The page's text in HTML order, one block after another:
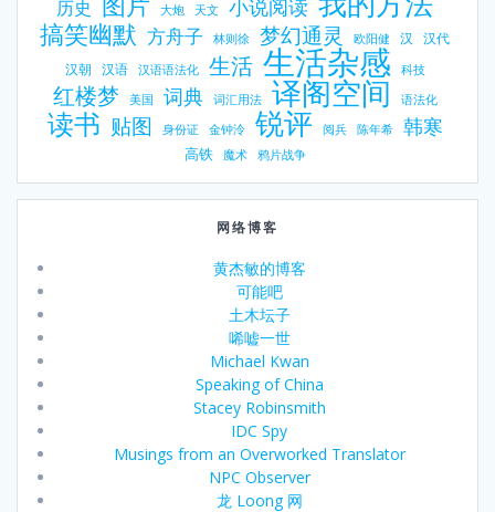
历史 大炮 天文 小说阅读
搞笑幽默 方舟子 林则徐 梦幻通灵 欧阳健 汉 汉代
汉朝 汉语 汉语语法化 生活 生活杂感 科技
红楼梦 美国 词典 词汇用法 译阁空间 语法化
读书 贴图 身份证 金钟泠 锐评 阅兵 陈年希 韩寒
高铁 魔术 鸦片战争
网络博客
黄杰敏的博客
可能吧
土木坛子
唏嘘一世
Michael Kwan
Speaking of China
Stacey Robinsmith
IDC Spy
Musings from an Overworked Translator
NPC Observer
龙 Loong 网